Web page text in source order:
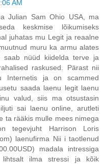
AM
Julian Sam Ohio USA, ma
keskmise lõikumiseks
juhatas mu Legit ja reaalne
muru ka armu alates
nüüd kiidelda terve ja
raskused. Pärast nii
Internetis ja on scammed
saada laenu legit laenu
valud, siis ma otsustasin
sai laenu online, arutleti
ta rääkis mulle mees nimega
tegevjuht Harrison Loris
laenufirma Nii i taotlenud
madala intressiga
ilma stressi ja kõik